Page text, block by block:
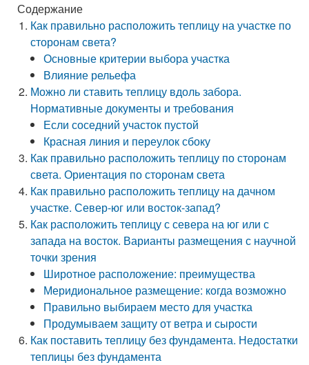
Содержание
Как правильно расположить теплицу на участке по
сторонам света?
Основные критерии выбора участка
Влияние рельефа
Можно ли ставить теплицу вдоль забора.
Нормативные документы и требования
Если соседний участок пустой
Красная линия и переулок сбоку
Как правильно расположить теплицу по сторонам
света. Ориентация по сторонам света
Как правильно расположить теплицу на дачном
участке. Север-юг или восток-запад?
Как расположить теплицу с севера на юг или с
запада на восток. Варианты размещения с научной
точки зрения
Широтное расположение: преимущества
Меридиональное размещение: когда возможно
Правильно выбираем место для участка
Продумываем защиту от ветра и сырости
Как поставить теплицу без фундамента. Недостатки
теплицы без фундамента